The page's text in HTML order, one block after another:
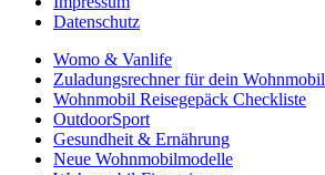
Datenschutz
Womo & Vanlife
Zuladungsrechner für dein Wohnmobil
Wohnmobil Reisegepäck Checkliste
OutdoorSport
Gesundheit & Ernährung
Neue Wohnmobilmodelle